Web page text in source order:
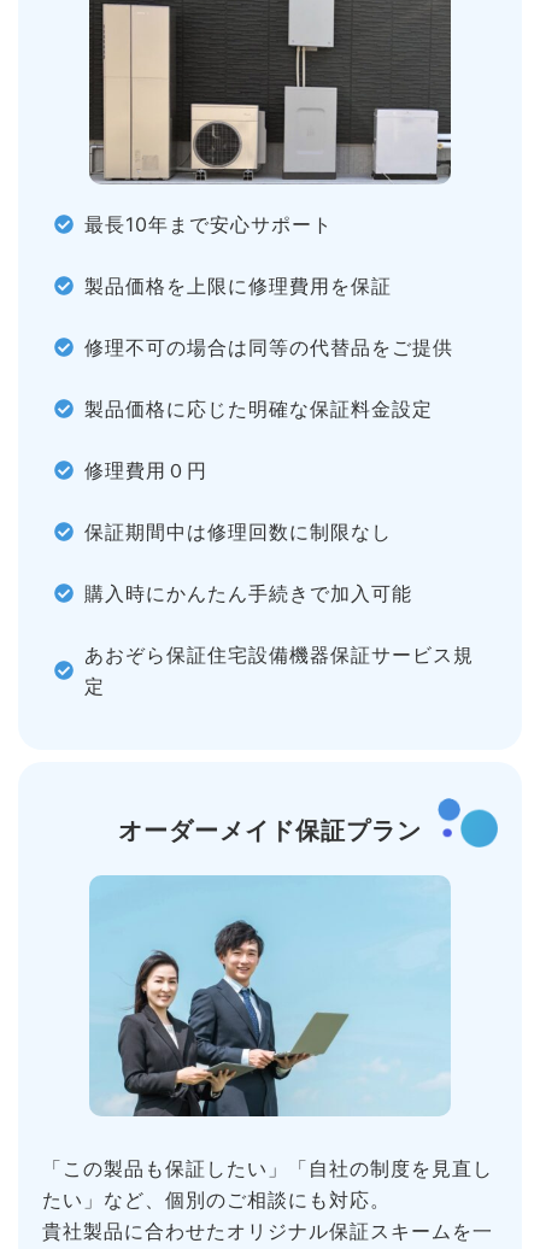
最長10年まで安心サポート
製品価格を上限に修理費用を保証
修理不可の場合は同等の代替品をご提供
製品価格に応じた明確な保証料金設定
修理費用０円
保証期間中は修理回数に制限なし
購入時にかんたん手続きで加入可能
あおぞら保証住宅設備機器保証サービス規
定
オーダーメイド保証プラン
「この製品も保証したい」「自社の制度を見直し
たい」など、個別のご相談にも対応。
貴社製品に合わせたオリジナル保証スキームを一